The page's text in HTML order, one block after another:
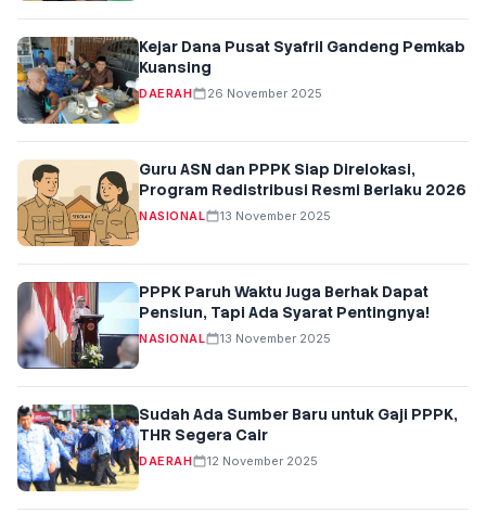
Kejar Dana Pusat Syafril Gandeng Pemkab
Kuansing
DAERAH 26 November 2025
Guru ASN dan PPPK Siap Direlokasi,
Program Redistribusi Resmi Berlaku 2026
NASIONAL 13 November 2025
PPPK Paruh Waktu Juga Berhak Dapat
Pensiun, Tapi Ada Syarat Pentingnya!
NASIONAL 13 November 2025
Sudah Ada Sumber Baru untuk Gaji PPPK,
THR Segera Cair
DAERAH 12 November 2025